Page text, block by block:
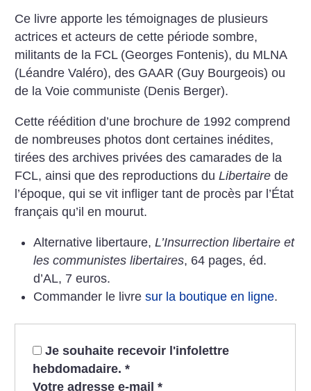
Ce livre apporte les témoignages de plusieurs
actrices et acteurs de cette période sombre,
militants de la FCL (Georges Fontenis), du MLNA
(Léandre Valéro), des GAAR (Guy Bourgeois) ou
de la Voie communiste (Denis Berger).
Cette réédition d’une brochure de 1992 comprend
de nombreuses photos dont certaines inédites,
tirées des archives privées des camarades de la
FCL, ainsi que des reproductions duLibertaire de
l’époque, qui se vit infliger tant de procès par l’État
français qu’il en mourut.
Alternative libertaure, L’Insurrection libertaire et
les communistes libertaires, 64 pages, éd.
d’AL, 7 euros.
Commander le livre sur la boutique en ligne.
Je souhaite recevoir l'infolettre
hebdomadaire. *
Votre adresse e-mail *